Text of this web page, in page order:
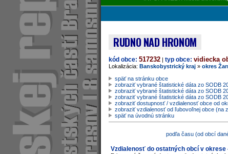
RUDNO NAD HRONOM
kód obce: 517232 | typ obce: vidiecka
Lokalizácia: Banskobystrický kraj » okres
späť na stránku obce
zobraziť vybrané štatistické dáta zo SODB
zobraziť vybrané štatistické dáta zo SODB
zobraziť vybrané štatistické dáta zo SODB
zobraziť dostupnosť / vzdialenosť obce od
zobraziť vzdialenosť od ľubovoľnej obce (na
späť na úvodnú stránku
podľa času (od obcí
Vzdialenosť do ostatných obcí v